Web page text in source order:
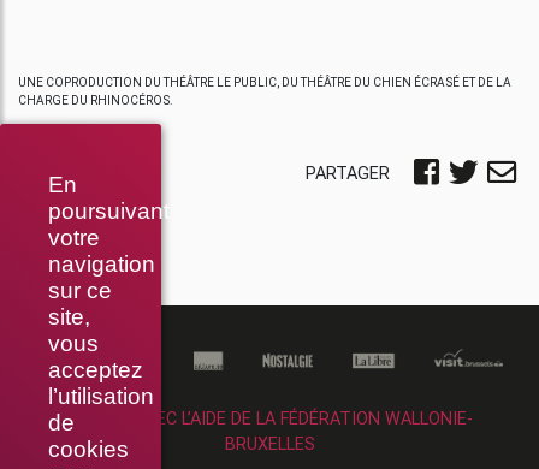
En
poursuivant
votre
navigation
sur ce
site,
vous
acceptez
l’utilisation
de
cookies
UNE COPRODUCTION DU THÉÂTRE LE PUBLIC, DU THÉÂTRE DU CHIEN ÉCRASÉ ET DE LA
CHARGE DU RHINOCÉROS.
PARTAGER
RÉALISÉ AVEC L’AIDE DE LA FÉDÉRATION WALLONIE-
BRUXELLES